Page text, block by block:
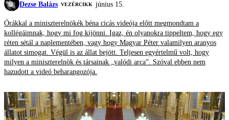
Dezse Balázs VEZÉRCIKK június 15.
Órákkal a miniszterelnökék béna cicás videója előtt megmondtam a
kollégáimnak, hogy mi fog kijönni. Igaz, én olyanokra tippeltem, hogy egy
réten sétál a naplementében, vagy hogy Magyar Péter valamilyen aranyos
állatot simogat. Végül is az állat bejött. Teljesen egyértelmű volt, hogy
milyen a miniszterelnök és társainak „valódi arca”. Szóval ebben nem
hazudott a videó beharangozója.